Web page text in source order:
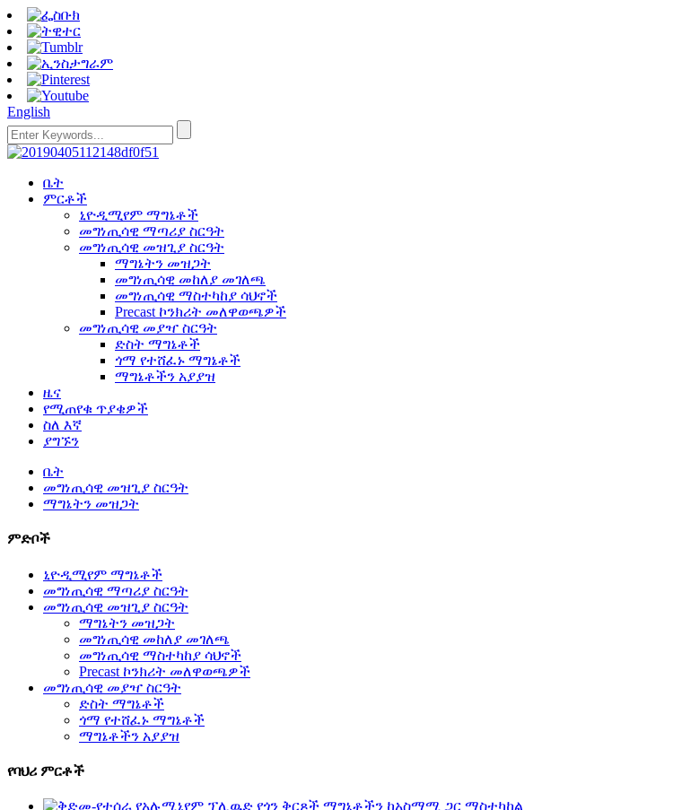
English
ቤት
ምርቶች
ኒዮዲሚየም ማግኔቶች
መግነጢሳዊ ማጣሪያ ስርዓት
መግነጢሳዊ መዝጊያ ስርዓት
ማግኔትን መዝጋት
መግነጢሳዊ መከለያ መገለጫ
መግነጢሳዊ ማስተካከያ ሳህኖች
Precast ኮንክሪት መለዋወጫዎች
መግነጢሳዊ መያዣ ስርዓት
ድስት ማግኔቶች
ጎማ የተሸፈኑ ማግኔቶች
ማግኔቶችን አያያዝ
ዜና
የሚጠየቁ ጥያቄዎች
ስለ እኛ
ያግኙን
ቤት
መግነጢሳዊ መዝጊያ ስርዓት
ማግኔትን መዝጋት
ምድቦች
ኒዮዲሚየም ማግኔቶች
መግነጢሳዊ ማጣሪያ ስርዓት
መግነጢሳዊ መዝጊያ ስርዓት
ማግኔትን መዝጋት
መግነጢሳዊ መከለያ መገለጫ
መግነጢሳዊ ማስተካከያ ሳህኖች
Precast ኮንክሪት መለዋወጫዎች
መግነጢሳዊ መያዣ ስርዓት
ድስት ማግኔቶች
ጎማ የተሸፈኑ ማግኔቶች
ማግኔቶችን አያያዝ
የባህሪ ምርቶች